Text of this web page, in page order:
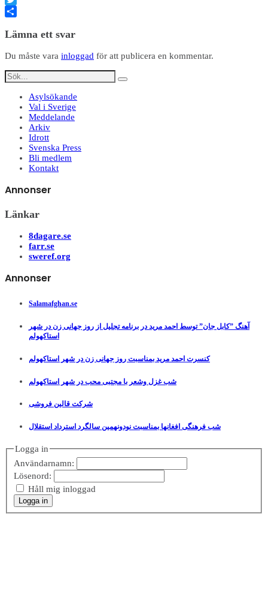
Twitter
Lämna ett svar
Du måste vara inloggad för att publicera en kommentar.
Asylsökande
Val i Sverige
Meddelande
Arkiv
Idrott
Svenska Press
Bli medlem
Kontakt
Annonser
Länkar
8dagare.se
farr.se
sweref.org
Annonser
Salamafghan.se
آهنگ ”کابل جان” توسط احمد مرید در برنامه تجلیل از روز جهانی زن در شهر
استاکهولم
کنسرت احمد مرید بمناسبت روز جهانی زن در شهر استاکهولم
شب غزل وشعر با مجتبی محب در شهر استاکهولم
شرکت قالین فروشی
شب فرهنگی افغانها بمناسبت نودونهمین سالگرد استرداد استقلال
Logga in
Användarnamn:
Lösenord:
Håll mig inloggad
Logga in